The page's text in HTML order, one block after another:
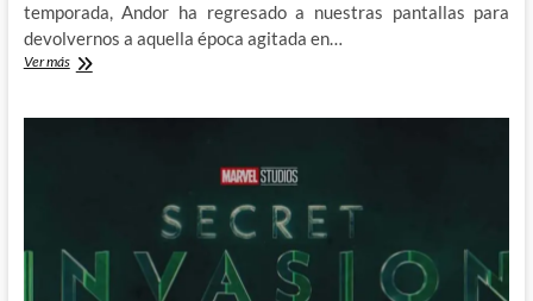
temporada, Andor ha regresado a nuestras pantallas para
devolvernos a aquella época agitada en…
Ver másAndor
nunca